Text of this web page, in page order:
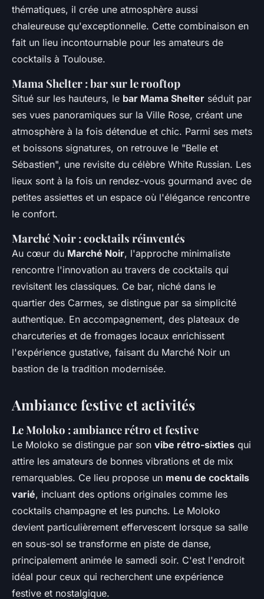
thématiques, il crée une atmosphère aussi
chaleureuse qu'exceptionnelle. Cette combinaison en
fait un lieu incontournable pour les amateurs de
cocktails à Toulouse.
Mama Shelter : bar sur le rooftop
Situé sur les hauteurs, le bar Mama Shelter séduit par
ses vues panoramiques sur la Ville Rose, créant une
atmosphère à la fois détendue et chic. Parmi ses mets
et boissons signatures, on retrouve le "Belle et
Sébastien", une revisite du célèbre White Russian. Les
lieux sont à la fois un rendez-vous gourmand avec de
petites assiettes et un espace où l'élégance rencontre
le confort.
Marché Noir : cocktails réinventés
Au cœur du Marché Noir, l'approche minimaliste
rencontre l'innovation au travers de cocktails qui
revisitent les classiques. Ce bar, niché dans le
quartier des Carmes, se distingue par sa simplicité
authentique. En accompagnement, des plateaux de
charcuteries et de fromages locaux enrichissent
l'expérience gustative, faisant du Marché Noir un
bastion de la tradition modernisée.
Ambiance festive et activités
Le Moloko : ambiance rétro et festive
Le Moloko se distingue par son vibe rétro-sixties qui
attire les amateurs de bonnes vibrations et de mix
remarquables. Ce lieu propose un menu de cocktails
varié, incluant des options originales comme les
cocktails champagne et les punchs. Le Moloko
devient particulièrement effervescent lorsque sa salle
en sous-sol se transforme en piste de danse,
principalement animée le samedi soir. C'est l'endroit
idéal pour ceux qui recherchent une expérience
festive et nostalgique.